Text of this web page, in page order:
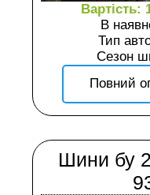
Вартість:
В
Тип
Сезон
Повний
Шини бу